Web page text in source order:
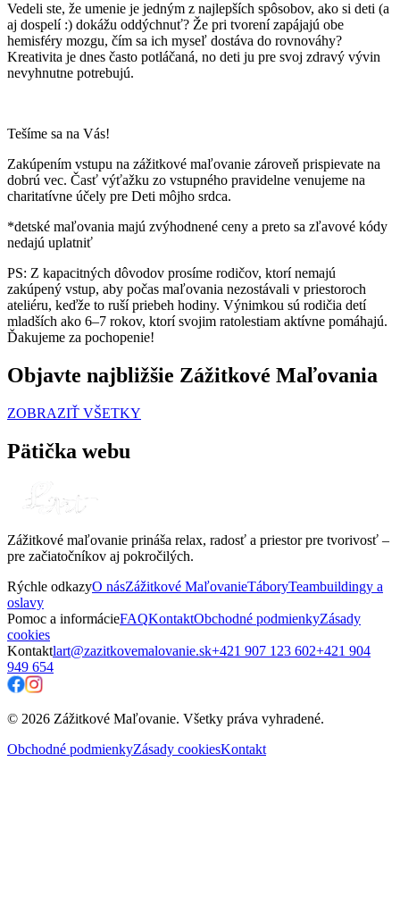
Vedeli ste, že umenie je jedným z najlepších spôsobov, ako si deti (a
aj dospelí :) dokážu oddýchnuť? Že pri tvorení zapájajú obe
hemisféry mozgu, čím sa ich myseľ dostáva do rovnováhy?
Kreativita je dnes často potláčaná, no deti ju pre svoj zdravý vývin
nevyhnutne potrebujú.
Tešíme sa na Vás!
Zakúpením vstupu na zážitkové maľovanie zároveň prispievate na
dobrú vec. Časť výťažku zo vstupného pravidelne venujeme na
charitatívne účely pre Deti môjho srdca.
*detské maľovania majú zvýhodnené ceny a preto sa zľavové kódy
nedajú uplatniť
PS: Z kapacitných dôvodov prosíme rodičov, ktorí nemajú
zakúpený vstup, aby počas maľovania nezostávali v priestoroch
ateliéru, keďže to ruší priebeh hodiny. Výnimkou sú rodičia detí
mladších ako 6–7 rokov, ktorí svojim ratolestiam aktívne pomáhajú.
Ďakujeme za pochopenie!
Objavte najbližšie Zážitkové Maľovania
ZOBRAZIŤ VŠETKY
Pätička webu
Zážitkové maľovanie prináša relax, radosť a priestor pre tvorivosť –
pre začiatočníkov aj pokročilých.
Rýchle odkazyO násZážitkové MaľovanieTáboryTeambuildingy a
oslavy
Pomoc a informácieFAQKontaktObchodné podmienkyZásady
cookies
Kontaktlart@zazitkovemalovanie.sk+421 907 123 602+421 904
949 654
© 2026 Zážitkové Maľovanie. Všetky práva vyhradené.
Obchodné podmienkyZásady cookiesKontakt